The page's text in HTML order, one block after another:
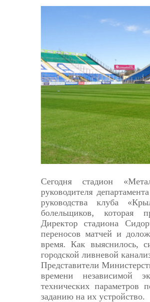
Калининград
Астрахань
Сегодня стадион
руководителя
руководства клуба
болельщиков, которая
Директор стадиона
переносов матчей и
время. Как выяснилось,
городской ливневой
Представители
времени независимой
технических параметров
заданию на их устройство.